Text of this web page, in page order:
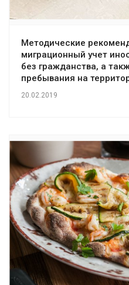
Методические
миграционный учет
без гражданства, а
пребывания на
20.02.2019